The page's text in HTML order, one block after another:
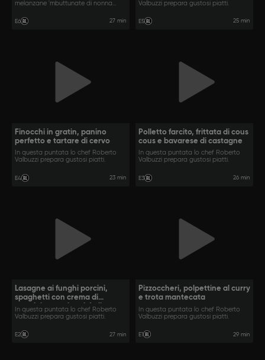
melanzane 'mbuttunate di nonna
E6 27 min
Valbuzzi prepara gustosi piatti.
E5 25 min
Finocchi in gratin, panino
perfetto e tartare di cervo
In questa puntata lo chef Roberto
Valbuzzi prepara gustosi piatti.
E4 23 min
Polletto farcito, frittata di cous
cous e bavarese di castagne
In questa puntata lo chef Roberto
Valbuzzi prepara gustosi piatti.
E3 26 min
Lasagne ai funghi porcini,
spaghetti con crema di
parmigiano e tiramisù di
Eleonora
In questa puntata lo chef Roberto
Valbuzzi prepara gustosi piatti.
E2 27 min
Pizzoccheri, polpettine al curry
e trota mantecata
In questa puntata lo chef Roberto
Valbuzzi prepara gustosi piatti.
E1 29 min